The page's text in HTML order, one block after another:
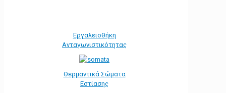
Εργαλειοθήκη
Ανταγωνιστικότητας
Θερμαντικά Σώματα
Εστίασης